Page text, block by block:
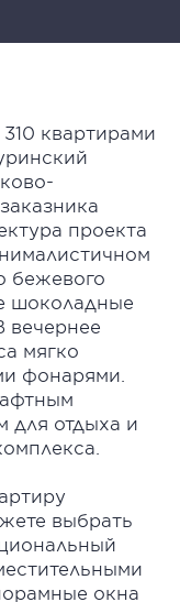
квартирами
проекта
бежевого
шоколадные
вечернее
мягко
фонарями.
для отдыха и
выбрать
окна